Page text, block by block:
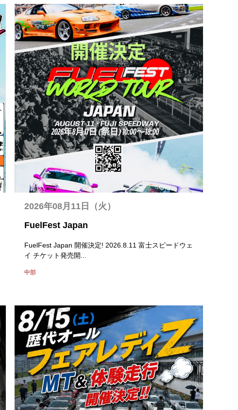
2026年08月11日（火）
FuelFest Japan
FuelFest Japan 開催決定! 2026.8.11 富士スピードウェ
イ チケット発売開...
中部